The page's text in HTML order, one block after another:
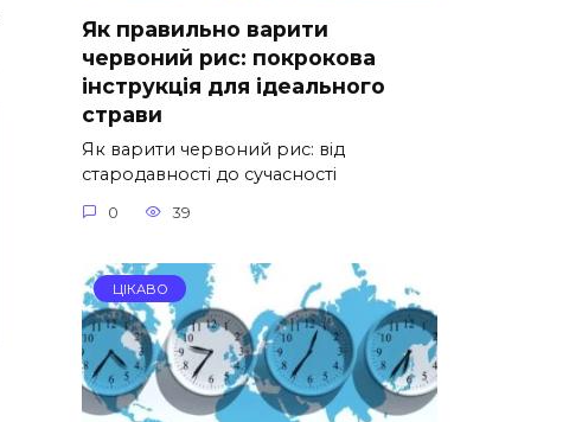
Як правильно варити
червоний рис: покрокова
інструкція для ідеального
страви
Як варити червоний рис: від
стародавності до сучасності
0 39
ЦІКАВО